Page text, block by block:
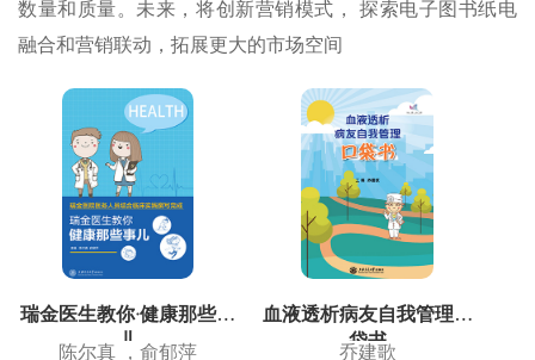
数量和质量。未来，将创新营销模式， 探索电子图书纸电
融合和营销联动，拓展更大的市场空间
瑞金医生教你·健康那些事
儿
陈尔真 ，俞郁萍
血液透析病友自我管理口
袋书
乔建歌